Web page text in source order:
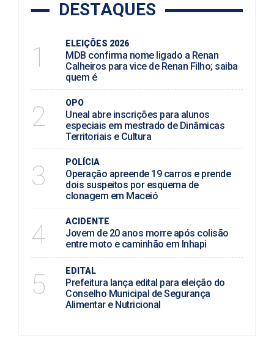
DESTAQUES
1 ELEIÇÕES 2026
MDB confirma nome ligado a Renan
Calheiros para vice de Renan Filho; saiba
quem é
2 OPO
Uneal abre inscrições para alunos
especiais em mestrado de Dinâmicas
Territoriais e Cultura
3 POLÍCIA
Operação apreende 19 carros e prende
dois suspeitos por esquema de
clonagem em Maceió
4 ACIDENTE
Jovem de 20 anos morre após colisão
entre moto e caminhão em Inhapi
5 EDITAL
Prefeitura lança edital para eleição do
Conselho Municipal de Segurança
Alimentar e Nutricional